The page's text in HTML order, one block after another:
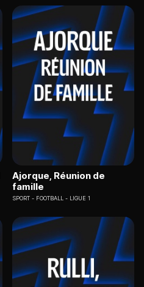
Ajorque, Réunion de
famille
SPORT FOOTBALL - LIGUE 1